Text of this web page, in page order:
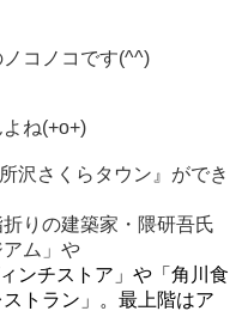
コノコです(^^)
ね(+o+)
沢さくらタウン』ができ
折りの建築家・隈研吾氏
ム」や
ンチストア」や「角川食
トラン」。最上階はア